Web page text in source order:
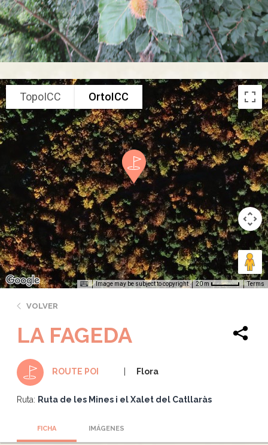
TopoICC OrtoICC
Image may be subject to copyright 20 m Terms
VOLVER
LA FAGEDA
ROUTE POI Flora
Ruta: Ruta de les Mines i el Xalet del Catllaràs
FICHA IMÁGENES